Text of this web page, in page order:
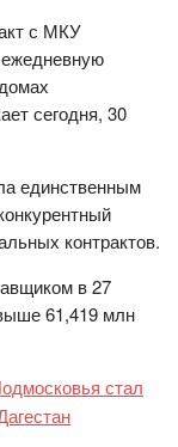
с МКУ
ежедневную
сегодня, 30
единственным
контрактов.
в 27
61,419 млн
стал